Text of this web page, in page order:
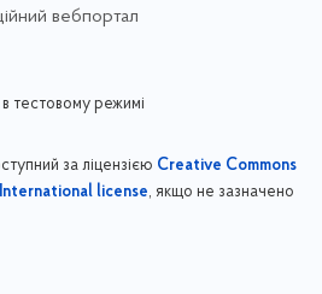
вебпортал
тестовому режимі
за ліцензією Creative Commons
license, якщо не зазначено